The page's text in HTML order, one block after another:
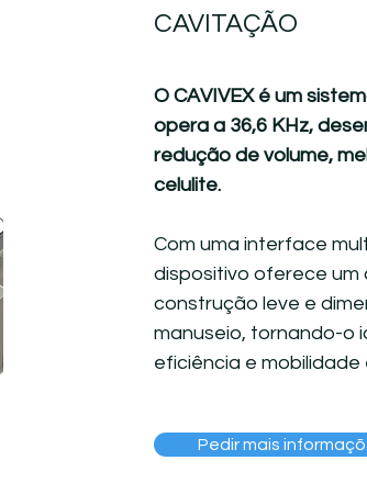
CAVITAÇÃO
O CAVIVEX é um
opera a 36,6 KHz,
redução de volume,
celulite.
Com uma interface
dispositivo oferece um
construção leve e
manuseio, tornando-o
eficiência e
Pedir mais